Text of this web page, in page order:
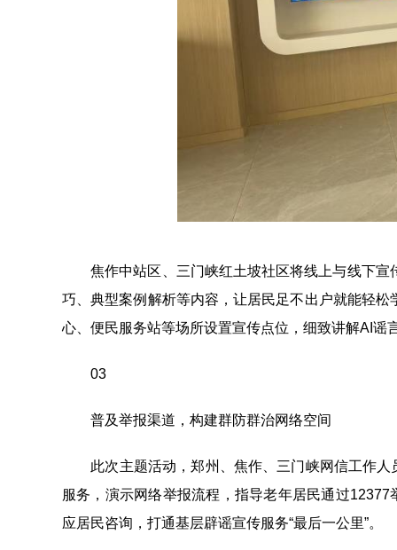
焦作中站区、三门峡红土坡社区将线上与线下宣
巧、典型案例解析等内容，让居民足不出户就能轻
心、便民服务站等场所设置宣传点位，细致讲解AI谣
03
普及举报渠道，构建群防群治网络空间
此次主题活动，郑州、焦作、三门峡网信工作人
服务，演示网络举报流程，指导老年居民通过
应居民咨询，打通基层辟谣宣传服务“最后一公里”。